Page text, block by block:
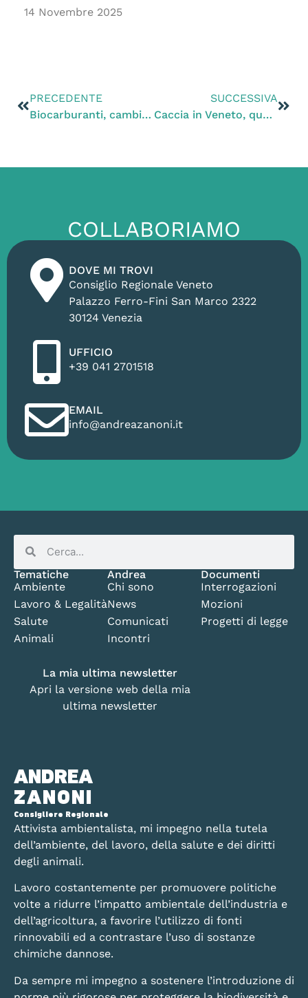
14 Novembre 2025
PRECEDENTE
Biocarburanti, cambiamento climatico e derrate alimentari
SUCCESSIVA
Caccia in Veneto, quest’anno la resa dei conti con Bruxelles
COLLABORIAMO
DOVE MI TROVI
Consiglio Regionale Veneto
Palazzo Ferro-Fini San Marco 2322
30124 Venezia
UFFICIO
+39 041 2701518
EMAIL
info@andreazanoni.it
ANDREA
ZANONI
Consigliere Regionale
Attivista ambientalista, mi impegno nella tutela
dell’ambiente, del lavoro, della salute e dei diritti
degli animali.
Lavoro costantemente per promuovere politiche
volte a ridurre l’impatto ambientale dell’industria e
dell’agricoltura, a favorire l’utilizzo di fonti
rinnovabili ed a contrastare l’uso di sostanze
chimiche dannose.
Da sempre mi impegno a sostenere l’introduzione di
Tematiche
Ambiente
Lavoro & Legalità
Salute
Animali
Andrea
Chi sono
News
Comunicati
Incontri
Documenti
Interrogazioni
Mozioni
Progetti di legge
La mia ultima newsletter
Apri la versione web della mia
ultima newsletter